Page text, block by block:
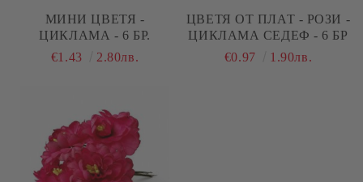
МИНИ ЦВЕТЯ -
ЦИКЛАМА - 6 БР.
€1.43
2.80лв.
ЦВЕТЯ ОТ ПЛАТ - РОЗИ -
ЦИКЛАМА СЕДЕФ - 6 БР
€0.97
1.90лв.